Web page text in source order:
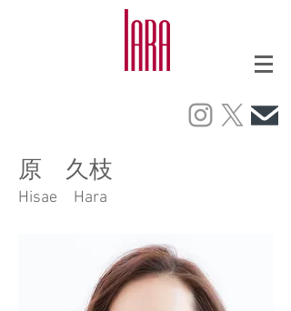
​原 久枝
Hisae Hara